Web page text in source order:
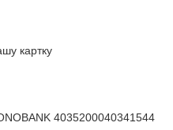
картку
4035200040341544